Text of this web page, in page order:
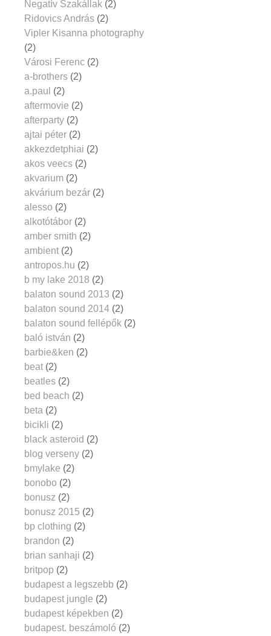
Negatív Szakállak (2)
Ridovics András (2)
Vipler Kisanna photography
(2)
Városi Ferenc (2)
a-brothers (2)
a.paul (2)
aftermovie (2)
afterparty (2)
ajtai péter (2)
akkezdetphiai (2)
akos veecs (2)
akvarium (2)
akvárium bezár (2)
alesso (2)
alkotótábor (2)
amber smith (2)
ambient (2)
antropos.hu (2)
b my lake 2018 (2)
balaton sound 2013 (2)
balaton sound 2014 (2)
balaton sound fellépők (2)
baló istván (2)
barbie&ken (2)
beat (2)
beatles (2)
bed beach (2)
beta (2)
bicikli (2)
black asteroid (2)
blog verseny (2)
bmylake (2)
bonobo (2)
bonusz (2)
bonusz 2015 (2)
bp clothing (2)
brandon (2)
brian sanhaji (2)
britpop (2)
budapest a legszebb (2)
budapest jungle (2)
budapest képekben (2)
budapest. beszámoló (2)